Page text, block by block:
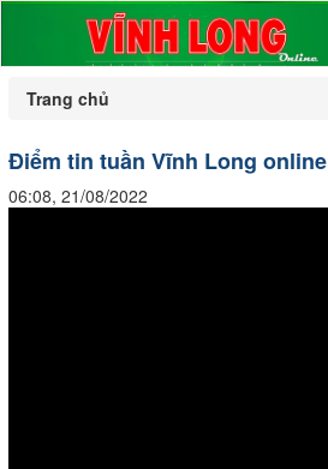
Trang chủ
Điểm tin tuần Vĩnh Long online
06:08, 21/08/2022